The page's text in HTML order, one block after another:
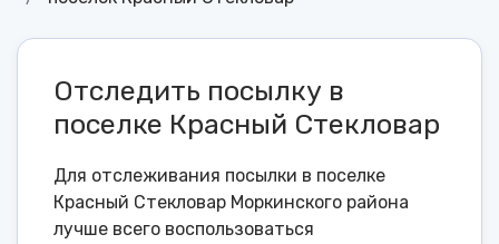
Отследить посылку в
поселке Красный Стекловар
Для отслеживания посылки в поселке
Красный Стекловар Моркинского района
лучше всего воспользоваться